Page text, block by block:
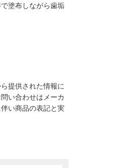
塗布しながら歯垢
提供された情報に
い合わせはメーカ
い商品の表記と実